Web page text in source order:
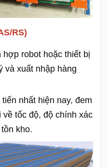
RS)
hợp robot hoặc thiết bị
và xuất nhập hàng
nhất hiện nay, đem
tốc độ, độ chính xác
kho.